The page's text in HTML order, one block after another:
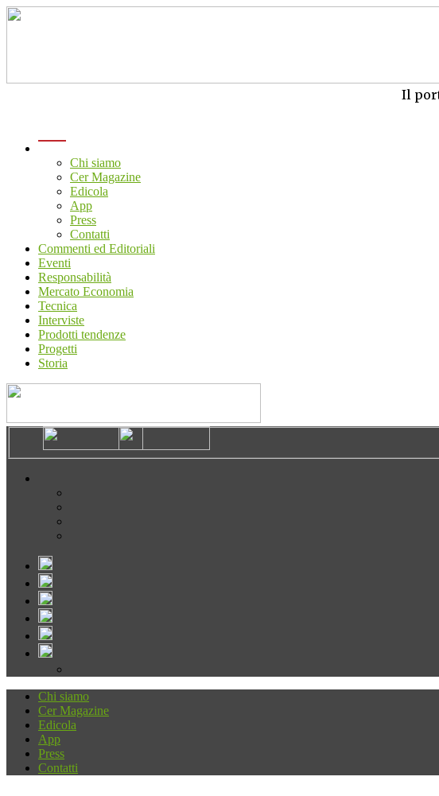
Il
Chi siamo
Cer Magazine
Edicola
App
Press
Contatti
Commenti ed Editoriali
Eventi
Responsabilità
Mercato Economia
Tecnica
Interviste
Prodotti tendenze
Progetti
Storia
Chi siamo
Cer Magazine
Edicola
App
Press
Contatti